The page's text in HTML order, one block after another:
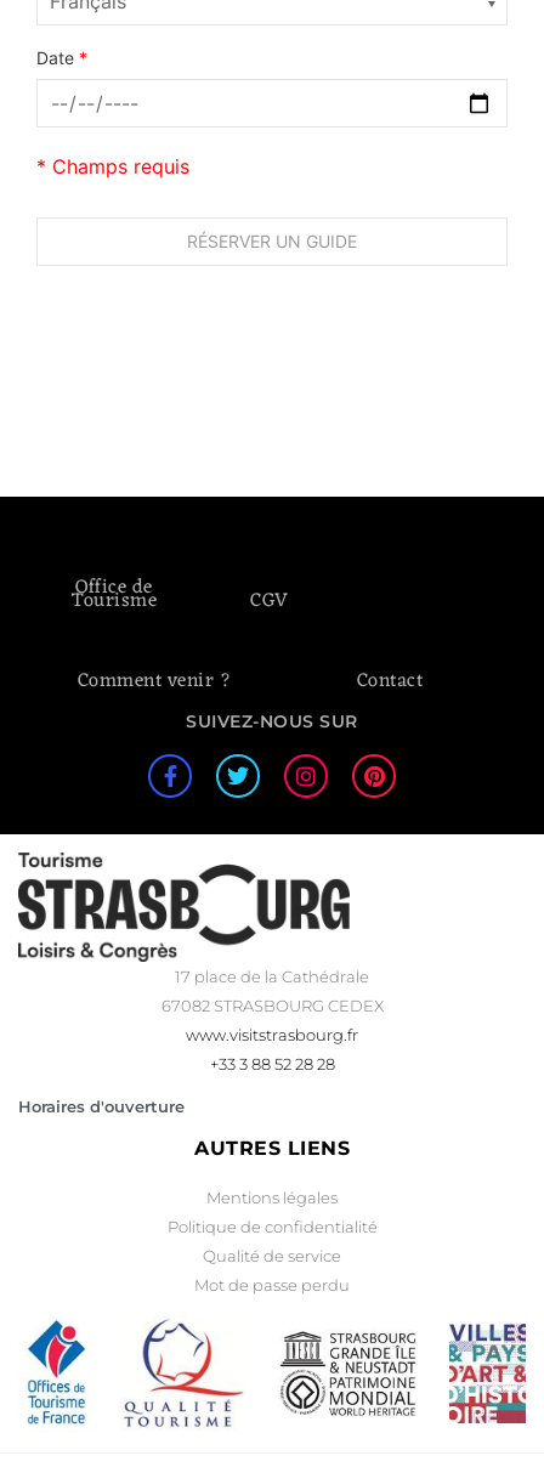
Date *
* Champs requis
Office de
Tourisme CGV
Comment venir ? Contact
SUIVEZ-NOUS SUR
17 place de la Cathédrale
67082 STRASBOURG CEDEX
www.visitstrasbourg.fr
+33 3 88 52 28 28
Horaires d'ouverture
AUTRES LIENS
Mentions légales
Politique de confidentialité
Qualité de service
Mot de passe perdu